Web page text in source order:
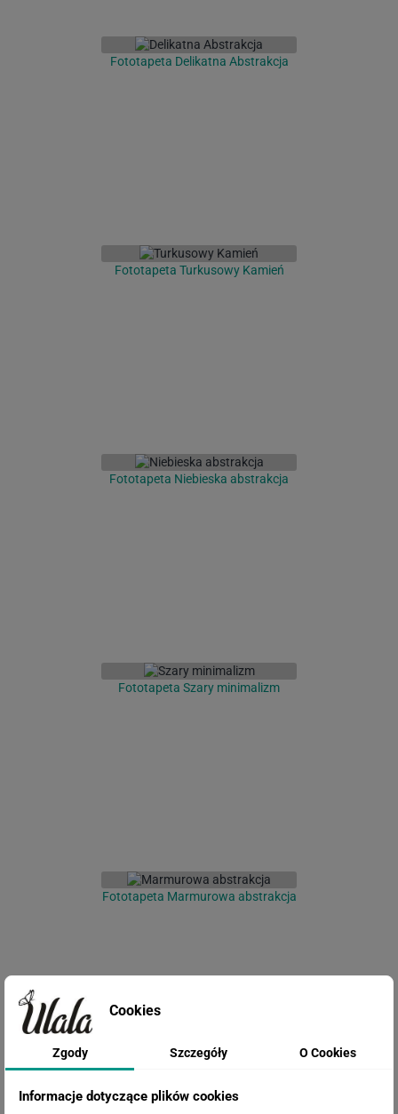
Fototapeta Delikatna Abstrakcja
Fototapeta Turkusowy Kamień
Fototapeta Niebieska abstrakcja
Fototapeta Szary minimalizm
Fototapeta Marmurowa abstrakcja
Fototapeta Zielona abstrakcja
Cookies
Zgody Szczegóły O Cookies
Informacje dotyczące plików cookies